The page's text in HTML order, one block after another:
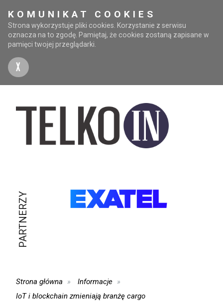
KOMUNIKAT COOKIES
Strona wykorzystuje pliki cookies. Korzystanie z serwisu
oznacza na to zgodę. Pamiętaj, że cookies zostaną zapisane w
pamięci twojej przeglądarki.
X
PARTNERZY
Strona główna
Informacje
IoT i blockchain zmieniają branżę cargo